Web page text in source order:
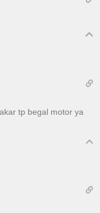
tp begal motor ya